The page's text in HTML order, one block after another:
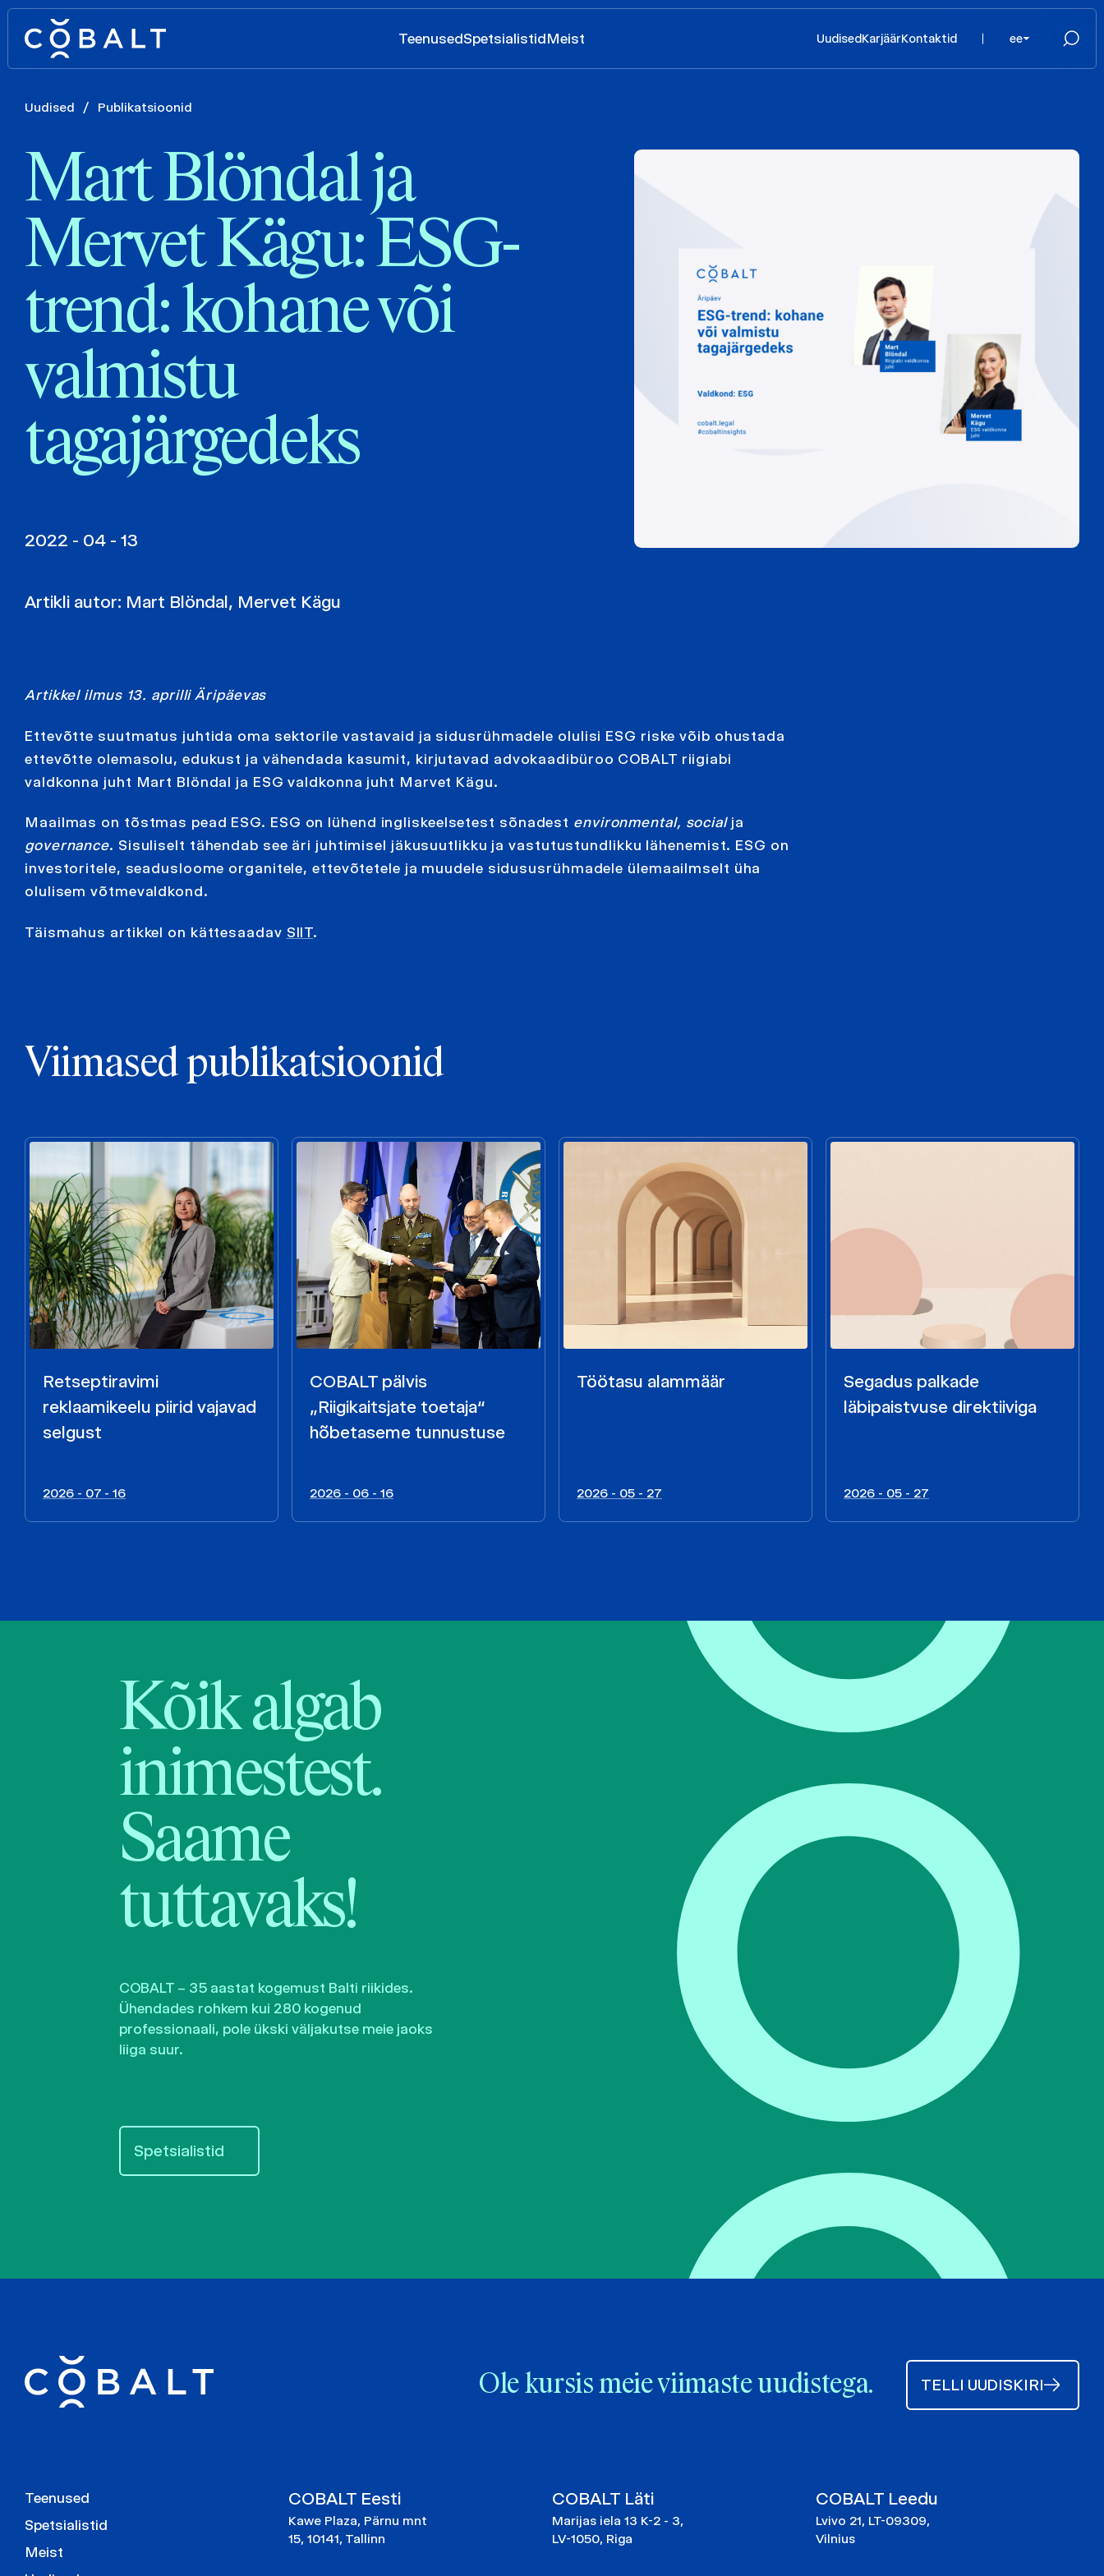
TeenusedSpetsialistidMeist UudisedKarjäärKontaktid ee
Uudised / Publikatsioonid
Mart Blöndal ja
Mervet Kägu: ESG-
trend: kohane või
valmistu
tagajärgedeks
2022 - 04 - 13
Artikli autor: Mart Blöndal, Mervet Kägu
Artikkel ilmus 13. aprilli Äripäevas
Ettevõtte suutmatus juhtida oma sektorile vastavaid ja sidusrühmadele olulisi ESG riske võib ohustada
ettevõtte olemasolu, edukust ja vähendada kasumit, kirjutavad advokaadibüroo COBALT riigiabi
valdkonna juht Mart Blöndal ja ESG valdkonna juht Marvet Kägu.
Maailmas on tõstmas pead ESG. ESG on lühend ingliskeelsetest sõnadest environmental, socialja
governance. Sisuliselt tähendab see äri juhtimisel jäkusuutlikku ja vastutustundlikku lähenemist. ESG on
investoritele, seadusloome organitele, ettevõtetele ja muudele sidususrühmadele ülemaailmselt üha
olulisem võtmevaldkond.
Täismahus artikkel on kättesaadav SIIT.
Viimased publikatsioonid
Retseptiravimi
reklaamikeelu piirid vajavad
selgust
2026 - 07 - 16
COBALT pälvis
„Riigikaitsjate toetaja“
hõbetaseme tunnustuse
2026 - 06 - 16
Töötasu alammäär
2026 - 05 - 27
Segadus palkade
läbipaistvuse direktiiviga
2026 - 05 - 27
Kõik algab
inimestest.
Saame
tuttavaks!
COBALT – 35 aastat kogemust Balti riikides.
Ühendades rohkem kui 280 kogenud
professionaali, pole ükski väljakutse meie jaoks
liiga suur.
Spetsialistid
Ole kursis meie viimaste uudistega. TELLI UUDISKIRI
Teenused
Spetsialistid
Meist
COBALT Eesti
Kawe Plaza, Pärnu mnt
15, 10141, Tallinn
COBALT Läti
Marijas iela 13 K-2 - 3,
LV-1050, Riga
COBALT Leedu
Lvivo 21, LT-09309,
Vilnius